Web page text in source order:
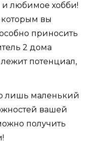
любимое хобби!
которым вы
приносить
2 дома
потенциал,
лишь маленький
вашей
получить